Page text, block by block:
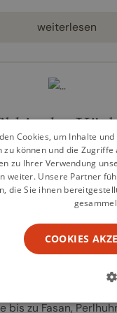
weiterlesen
in der
vonChrista
€
bewährte, umfassende
325
und neue
Federwild, von Hirsch
bis zu Fasan,
Cookies, um Inhalte
zu können und die
zu Ihrer Verwendung
weiter. Unsere Partner
die Sie ihnen
COOKIES